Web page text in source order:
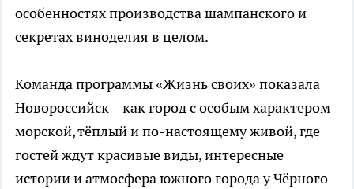
особенностях производства шампанского и
секретах виноделия в целом.
Команда программы «Жизнь своих» показала
Новороссийск – как город с особым характером -
морской, тёплый и по-настоящему живой, где
гостей ждут красивые виды, интересные
истории и атмосфера южного города у Чёрного